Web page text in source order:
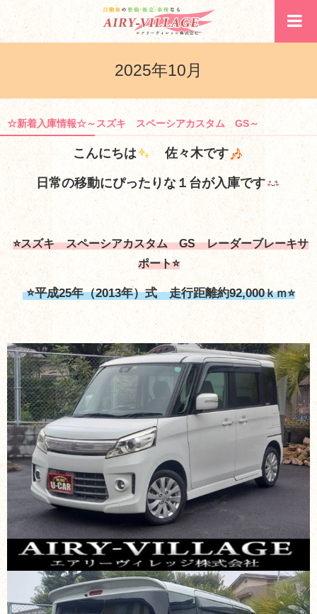
2025年10月
☆新着入庫情報☆～スズキ スペーシアカスタム GS～
こんにちは 佐々木です
日常の移動にぴったりな１台が入庫です
⭐スズキ スペーシアカスタム GS レーダーブレーキサ
ポート⭐
⭐平成25年（2013年）式 走行距離約92,000ｋｍ⭐